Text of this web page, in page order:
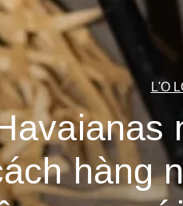
L'O
hàng